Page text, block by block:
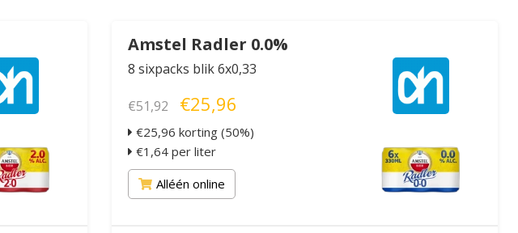
Amstel Radler 0.0%
8 sixpacks blik 6x0,33
€51,92 €25,96
€25,96 korting (50%)
€1,64 per liter
Alléén online